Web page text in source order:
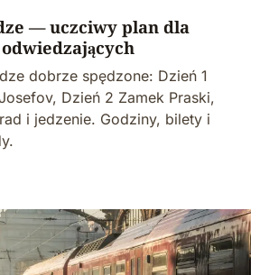
— uczciwy plan dla
dobrze spędzone: Dzień 1
Dzień 2 Zamek Praski,
i jedzenie. Godziny, bilety i